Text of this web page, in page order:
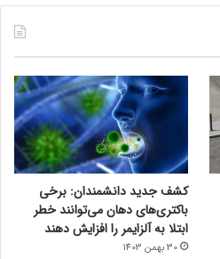
کشف جدید دانشمندان: برخی
باکتری‌های دهان می‌توانند خطر
ابتلا به آلزایمر را افزایش دهند
30 بهمن 1403